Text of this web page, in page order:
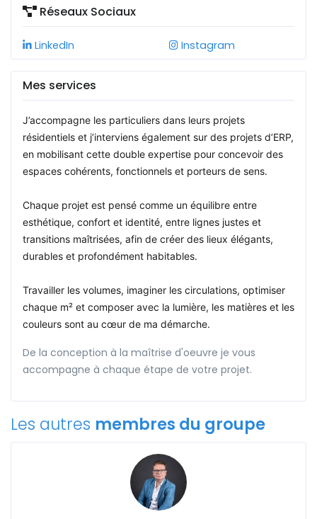
Réseaux Sociaux
LinkedIn Instagram
Mes services
J’accompagne les particuliers dans leurs projets
résidentiels et j’interviens également sur des projets d’ERP,
en mobilisant cette double expertise pour concevoir des
espaces cohérents, fonctionnels et porteurs de sens.
Chaque projet est pensé comme un équilibre entre
esthétique, confort et identité, entre lignes justes et
transitions maîtrisées, afin de créer des lieux élégants,
durables et profondément habitables.
Travailler les volumes, imaginer les circulations, optimiser
chaque m² et composer avec la lumière, les matières et les
couleurs sont au cœur de ma démarche.
De la conception à la maîtrise d'oeuvre je vous
accompagne à chaque étape de votre projet.
Les autres membres du groupe